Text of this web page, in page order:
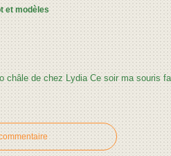
et modèles
châle de chez LydiaCe soir ma souris